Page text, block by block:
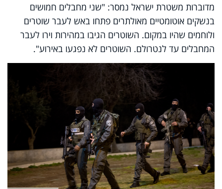
מדוברות משטרת ישראל נמסר: "שני מחבלים חמושים
בנשקים אוטומטיים מאולתרים פתחו באש לעבר שוטרים
ולוחמים שהיו במקום. השוטרים הגיבו במהירות וירו לעבר
המחבלים עד לנטרולם. השוטרים לא נפגעו באירוע".